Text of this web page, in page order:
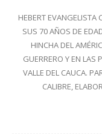
HEBERT EVANGELISTA
SUS 70 AÑOS DE
HINCHA DEL
GUERRERO Y EN LAS
VALLE DEL CAUCA.
CALIBRE,